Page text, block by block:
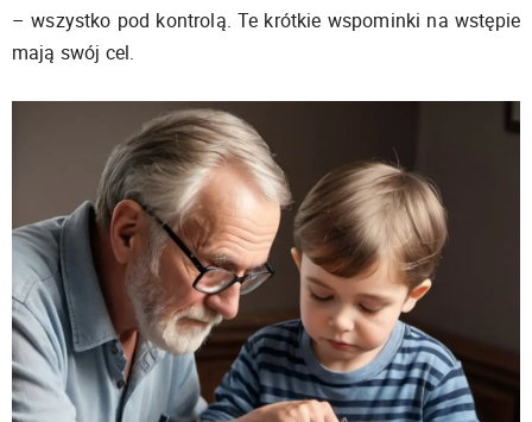
– wszystko pod kontrolą. Te krótkie wspominki na wstępie
mają swój cel.